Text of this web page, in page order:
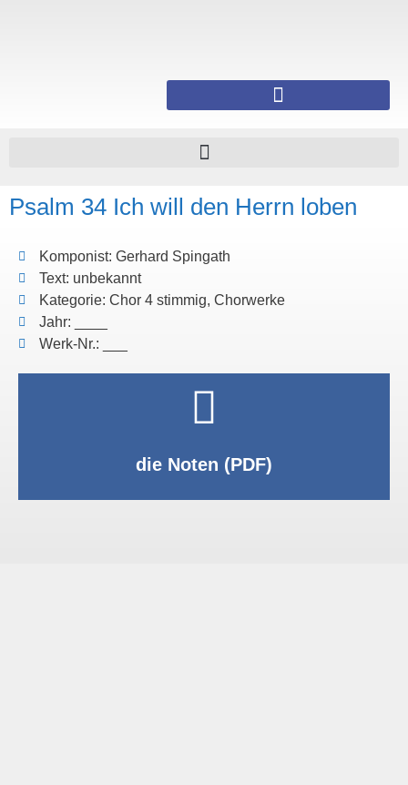
Psalm 34 Ich will den Herrn loben
Komponist: Gerhard Spingath
Text: unbekannt
Kategorie: Chor 4 stimmig, Chorwerke
Jahr: ____
Werk-Nr.: ___
die Noten (PDF)